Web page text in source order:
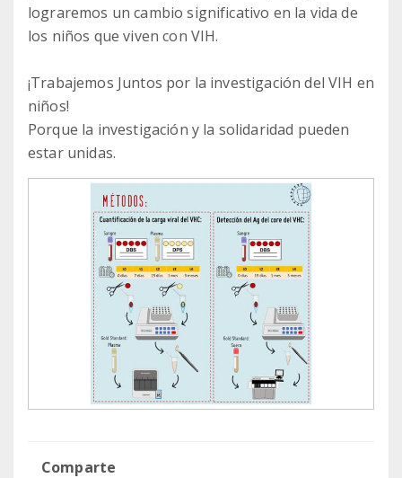
lograremos un cambio significativo en la vida de
los niños que viven con VIH.
¡Trabajemos Juntos por la investigación del VIH en
niños!
Porque la investigación y la solidaridad pueden
estar unidas.
Comparte